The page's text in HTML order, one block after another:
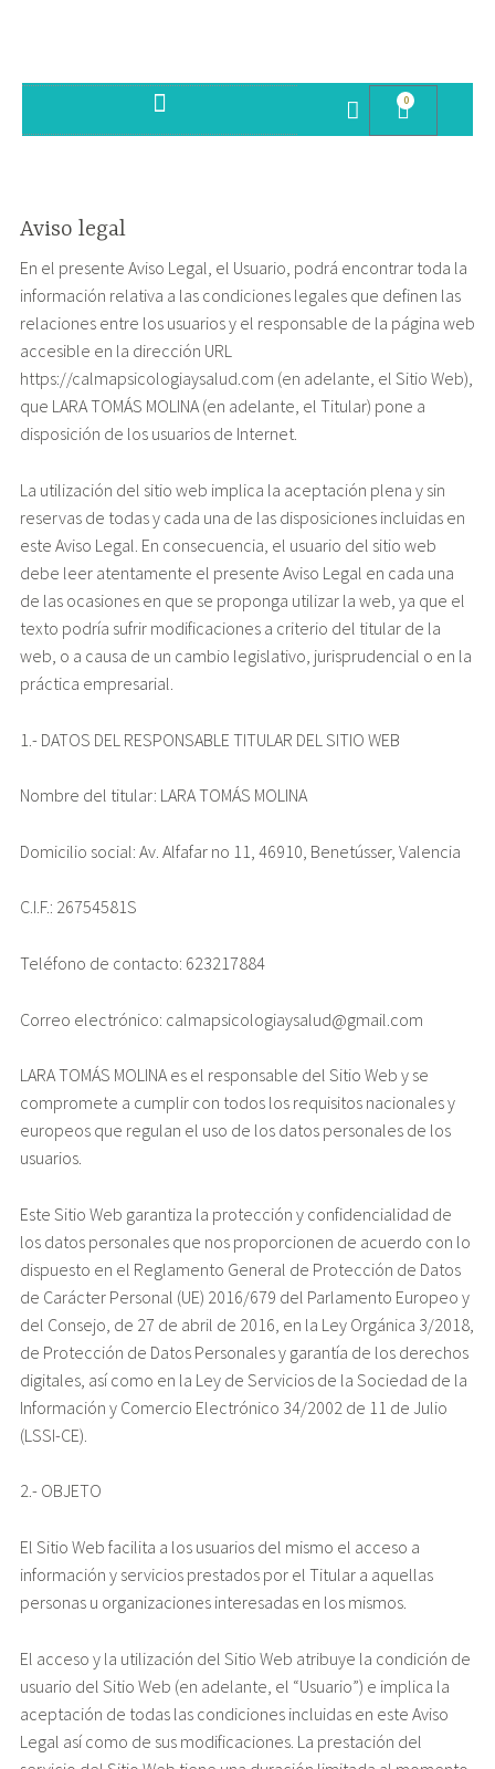
0
Aviso legal
En el presente Aviso Legal, el Usuario, podrá encontrar toda la
información relativa a las condiciones legales que definen las
relaciones entre los usuarios y el responsable de la página web
accesible en la dirección URL
https://calmapsicologiaysalud.com (en adelante, el Sitio Web),
que LARA TOMÁS MOLINA (en adelante, el Titular) pone a
disposición de los usuarios de Internet.
La utilización del sitio web implica la aceptación plena y sin
reservas de todas y cada una de las disposiciones incluidas en
este Aviso Legal. En consecuencia, el usuario del sitio web
debe leer atentamente el presente Aviso Legal en cada una
de las ocasiones en que se proponga utilizar la web, ya que el
texto podría sufrir modificaciones a criterio del titular de la
web, o a causa de un cambio legislativo, jurisprudencial o en la
práctica empresarial.
1.- DATOS DEL RESPONSABLE TITULAR DEL SITIO WEB
Nombre del titular: LARA TOMÁS MOLINA
Domicilio social: Av. Alfafar no 11, 46910, Benetússer, Valencia
C.I.F.: 26754581S
Teléfono de contacto: 623217884
Correo electrónico: calmapsicologiaysalud@gmail.com
LARA TOMÁS MOLINA es el responsable del Sitio Web y se
compromete a cumplir con todos los requisitos nacionales y
europeos que regulan el uso de los datos personales de los
usuarios.
Este Sitio Web garantiza la protección y confidencialidad de
los datos personales que nos proporcionen de acuerdo con lo
dispuesto en el Reglamento General de Protección de Datos
de Carácter Personal (UE) 2016/679 del Parlamento Europeo y
del Consejo, de 27 de abril de 2016, en la Ley Orgánica 3/2018,
de Protección de Datos Personales y garantía de los derechos
digitales, así como en la Ley de Servicios de la Sociedad de la
Información y Comercio Electrónico 34/2002 de 11 de Julio
(LSSI-CE).
2.- OBJETO
El Sitio Web facilita a los usuarios del mismo el acceso a
información y servicios prestados por el Titular a aquellas
personas u organizaciones interesadas en los mismos.
El acceso y la utilización del Sitio Web atribuye la condición de
usuario del Sitio Web (en adelante, el “Usuario”) e implica la
aceptación de todas las condiciones incluidas en este Aviso
Legal así como de sus modificaciones. La prestación del